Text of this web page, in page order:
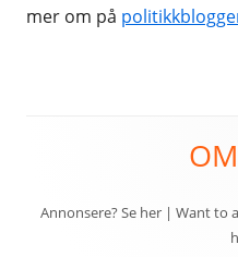
mer om på
Annonsere? Se her | Want to